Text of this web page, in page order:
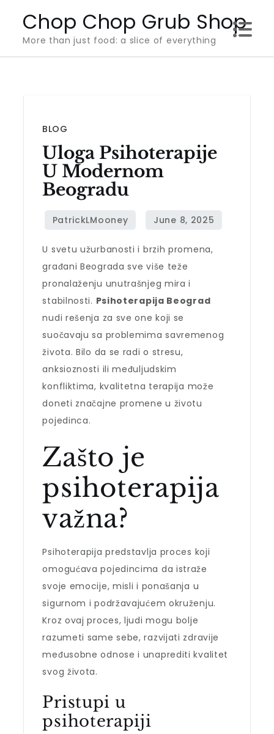
content
Chop Chop Grub Shop
More than just food: a slice of everything
BLOG
Uloga Psihoterapije
U Modernom
Beogradu
U svetu užurbanosti i brzih promena,
građani Beograda sve više teže
pronalaženju unutrašnjeg mira i
stabilnosti. Psihoterapija Beograd
nudi rešenja za sve one koji se
suočavaju sa problemima savremenog
života. Bilo da se radi o stresu,
anksioznosti ili međuljudskim
konfliktima, kvalitetna terapija može
doneti značajne promene u životu
pojedinca.
Zašto je
psihoterapija
važna?
Psihoterapija predstavlja proces koji
omogućava pojedincima da istraže
svoje emocije, misli i ponašanja u
sigurnom i podržavajućem okruženju.
Kroz ovaj proces, ljudi mogu bolje
razumeti same sebe, razvijati zdravije
međusobne odnose i unaprediti kvalitet
svog života.
Pristupi u
psihoterapiji